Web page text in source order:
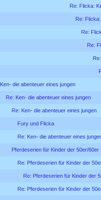
Re: Flicka:
Re:
Re:
Re:
Ken- die abenteuer eines jungen
Re: Ken- die abenteuer eines jungen
Re: Ken- die abenteuer eines jungen
Fury und Flicka
Re: Ken- die abenteuer eines
Pferdeserien für Kinder der 50er/
Re: Pferdeserien für Kinder der
Re: Pferdeserien für Kinder der
Re: Pferdeserien für Kinder der